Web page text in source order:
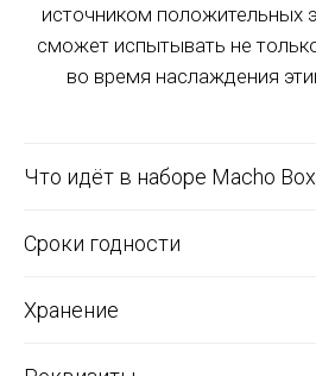
источником положительных
сможет испытывать не
во время наслаждения
Удивительный подарок!!!
вас за этот подарок.
будет длиться вечно..
осуществляется только по
Или переносится на рабочую
Что идёт в наборе Macho
Сроки годности
Хранение